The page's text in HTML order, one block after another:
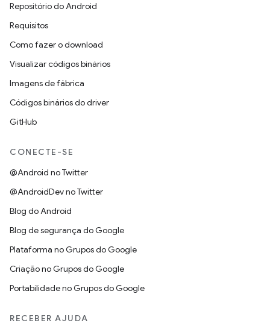
Repositório do Android
Requisitos
Como fazer o download
Visualizar códigos binários
Imagens de fábrica
Códigos binários do driver
GitHub
CONECTE-SE
@Android no Twitter
@AndroidDev no Twitter
Blog do Android
Blog de segurança do Google
Plataforma no Grupos do Google
Criação no Grupos do Google
Portabilidade no Grupos do Google
RECEBER AJUDA